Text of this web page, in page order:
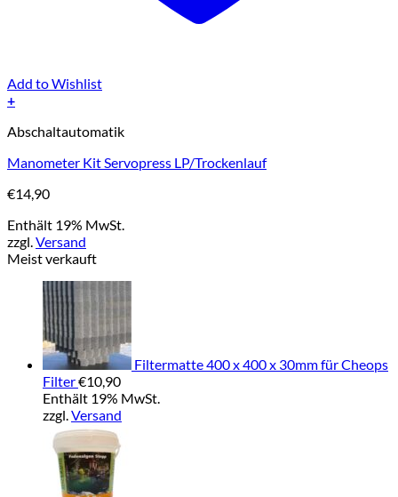
Add to Wishlist
+
Abschaltautomatik
Manometer Kit Servopress LP/Trockenlauf
€14,90
Enthält 19% MwSt.
zzgl.Versand
Meist verkauft
Filtermatte 400 x 400 x 30mm für Cheops
Filter€10,90
Enthält 19% MwSt.
zzgl.Versand